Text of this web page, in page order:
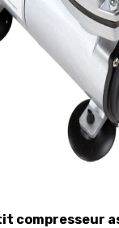
compresseur